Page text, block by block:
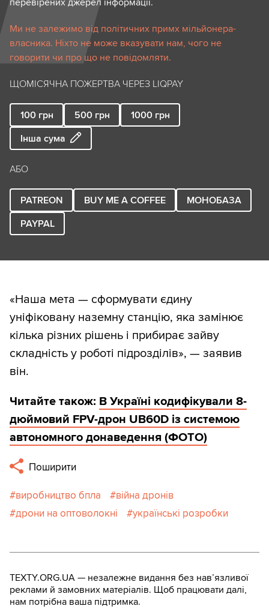
перевірених джерел інформації.
Ми не залежимо від політичних примх мільйонера-
власника. Ніхто не може вказувати нам, чого не
говорити чи про що не повідомляти.
ЩОМІСЯЧНА ПОЖЕРТВА ЧЕРЕЗ LIQPAY
100 грн 500 грн 1000 грн
Інша сума
АБО
PATREON BUY ME A COFFEE
МОНОБАЗА
PAYPAL
«Наша мета — сформувати єдину
уніфіковану наземну станцію, яка замінює
кілька різних рішень і прибирає зайву
складність у роботі підрозділів», — заявив
він.
Читайте також: В Україні кодифікували 8-
дюймовий FPV-дрон UB60D із системою
автономного донаведення (ФОТО)
Поширити
виробництво бпла
війна дронів
дрони на оптоволокні
українські розробки
TEXTY.ORG.UA — незалежне видання без навʼязливої
реклами й замовних матеріалів. Щоб працювати далі,
нам потрібна ваша підтримка.